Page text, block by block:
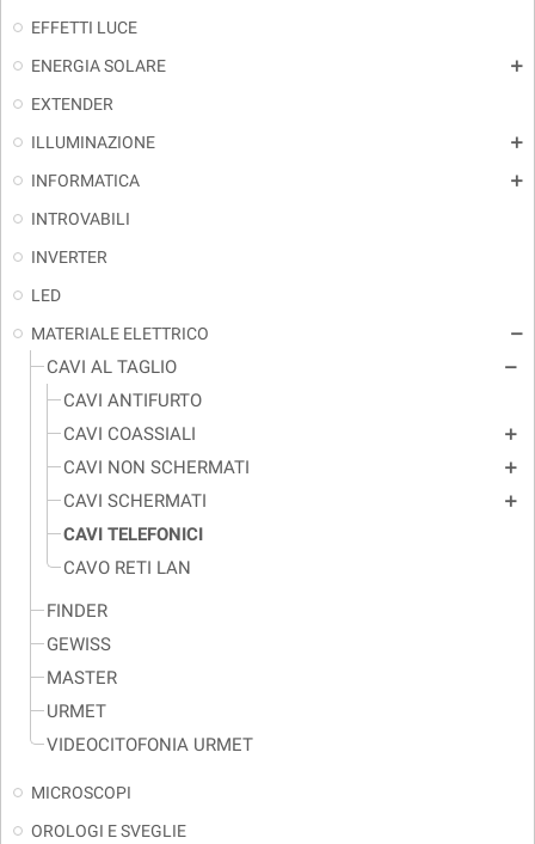
EFFETTI LUCE
ENERGIA SOLARE
add
EXTENDER
ILLUMINAZIONE
add
INFORMATICA add
INTROVABILI
INVERTER
LED
MATERIALE ELETTRICO
remove
CAVI AL TAGLIO remove
CAVI ANTIFURTO
CAVI COASSIALI
add
CAVI NON SCHERMATI add
CAVI SCHERMATI add
CAVI TELEFONICI
CAVO RETI LAN
FINDER
GEWISS
MASTER
URMET
VIDEOCITOFONIA URMET
MICROSCOPI
OROLOGI E SVEGLIE